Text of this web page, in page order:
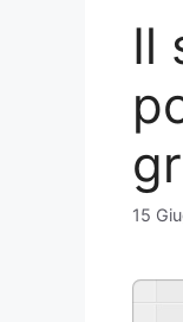
Il
15